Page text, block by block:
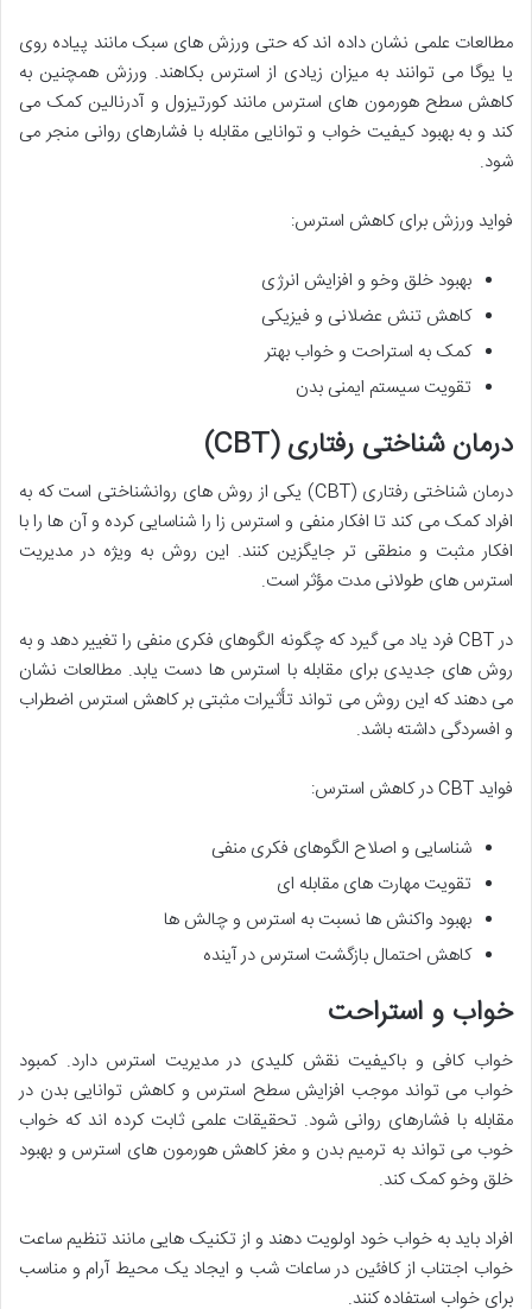
مطالعات علمی نشان داده اند که حتی ورزش های سبک مانند پیاده روی
یا یوگا می توانند به میزان زیادی از استرس بکاهند. ورزش همچنین به
کاهش سطح هورمون های استرس مانند کورتیزول و آدرنالین کمک می
کند و به بهبود کیفیت خواب و توانایی مقابله با فشارهای روانی منجر می
شود.
فواید ورزش برای کاهش استرس:
بهبود خلق وخو و افزایش انرژی
کاهش تنش عضلانی و فیزیکی
کمک به استراحت و خواب بهتر
تقویت سیستم ایمنی بدن
درمان شناختی رفتاری (CBT)
درمان شناختی رفتاری (CBT) یکی از روش های روانشناختی است که به
افراد کمک می کند تا افکار منفی و استرس زا را شناسایی کرده و آن ها را با
افکار مثبت و منطقی تر جایگزین کنند. این روش به ویژه در مدیریت
استرس های طولانی مدت مؤثر است.
در CBT فرد یاد می گیرد که چگونه الگوهای فکری منفی را تغییر دهد و به
روش های جدیدی برای مقابله با استرس ها دست یابد. مطالعات نشان
می دهند که این روش می تواند تأثیرات مثبتی بر کاهش استرس اضطراب
و افسردگی داشته باشد.
فواید CBT در کاهش استرس:
شناسایی و اصلاح الگوهای فکری منفی
تقویت مهارت های مقابله ای
بهبود واکنش ها نسبت به استرس و چالش ها
کاهش احتمال بازگشت استرس در آینده
خواب و استراحت
خواب کافی و باکیفیت نقش کلیدی در مدیریت استرس دارد. کمبود
خواب می تواند موجب افزایش سطح استرس و کاهش توانایی بدن در
مقابله با فشارهای روانی شود. تحقیقات علمی ثابت کرده اند که خواب
خوب می تواند به ترمیم بدن و مغز کاهش هورمون های استرس و بهبود
خلق وخو کمک کند.
افراد باید به خواب خود اولویت دهند و از تکنیک هایی مانند تنظیم ساعت
خواب اجتناب از کافئین در ساعات شب و ایجاد یک محیط آرام و مناسب
برای خواب استفاده کنند.